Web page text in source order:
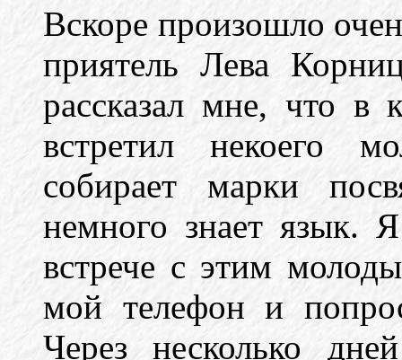
Вскоре произошло
приятель Лева
рассказал мне, что в
встретил некоего
собирает марки
немного знает язык.
встрече с этим
мой телефон и
Через несколько